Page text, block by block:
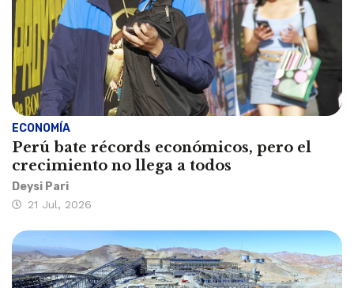
ECONOMÍA
Perú bate récords económicos, pero el
crecimiento no llega a todos
Deysi Pari
21 Jul, 2026